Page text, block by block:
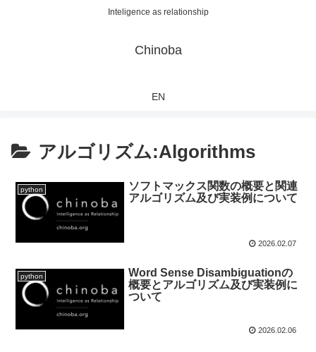
Inteligence as relationship
Chinoba
EN
アルゴリズム:Algorithms
python
ソフトマックス関数の概要と関連
アルゴリズム及び実装例について
2026.02.07
python
Word Sense Disambiguationの
概要とアルゴリズム及び実装例に
ついて
2026.02.06